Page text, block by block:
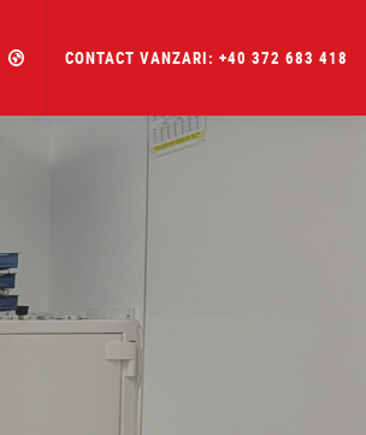
CONTACT VANZARI: +40 372 683 418